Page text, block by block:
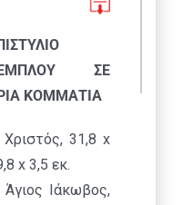
ΣΕ
ΚΟΜΜΑΤΙΑ
Χριστός, 31,8 x
x 3,5 εκ.
Άγιος Ιάκωβος,